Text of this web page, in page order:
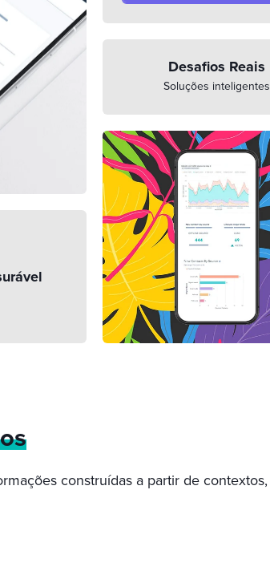
Desafios Reais
Soluções inteligentes
construídas a partir de contextos,